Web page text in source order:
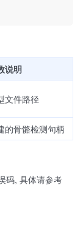
说明
文件路径
的骨骼检测句柄
码, 具体请参考